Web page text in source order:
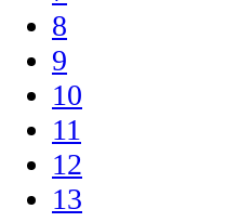
8
9
10
11
12
13